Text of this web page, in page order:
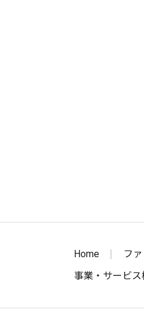
Home フ
事業・サービス